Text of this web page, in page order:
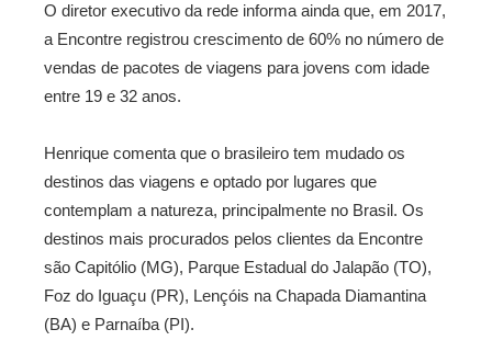
O diretor executivo da rede informa ainda que, em 2017,
a Encontre registrou crescimento de 60% no número de
vendas de pacotes de viagens para jovens com idade
entre 19 e 32 anos.
Henrique comenta que o brasileiro tem mudado os
destinos das viagens e optado por lugares que
contemplam a natureza, principalmente no Brasil. Os
destinos mais procurados pelos clientes da Encontre
são Capitólio (MG), Parque Estadual do Jalapão (TO),
Foz do Iguaçu (PR), Lençóis na Chapada Diamantina
(BA) e Parnaíba (PI).